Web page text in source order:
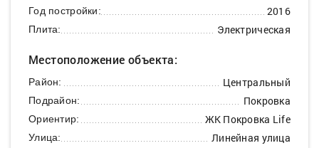
Год постройки: 2016
Плита: Электрическая
Местоположение объекта:
Район: Центральный
Подрайон: Покровка
Ориентир: ЖК Покровка Life
Улица: Линейная улица